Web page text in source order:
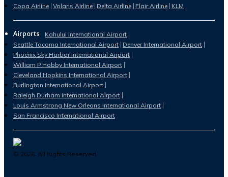
Copa Airline Volaris Airline Delta Airline Flair Airline KLM
Airports
Kahului International Airport
Seattle Tacoma International Airport Denver International Airport
Phoenix Sky Harbor International Airport
William P Hobby International Airport
Cleveland Hopkins International Airport
Burlington International Airport
Raleigh Durham International Airport
Louis Armstrong New Orleans International Airport
San Francisco International Airport
© 2026. All Rights Reserved.